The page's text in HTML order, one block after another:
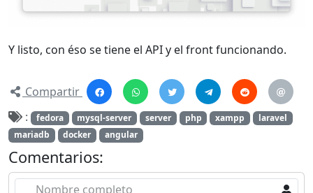
Y listo, con éso se tiene el API y el front funcionando.
Compartir
:
fedora mysql-server server php xampp
laravel
mariadb
docker angular
Comentarios:
Nombre completo